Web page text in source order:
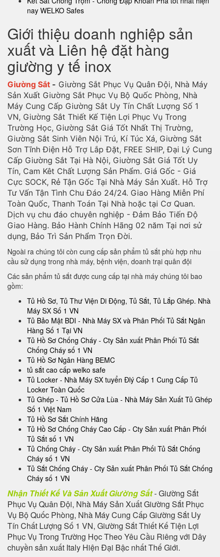
nay WELKO Safes
Giới thiệu doanh nghiệp sản
xuất và Liên hệ đặt hàng
giường y tế inox
Giường Sắt - Giường Sắt Phục Vụ Quân Đội, Nhà Máy
Sản Xuất Giường Sắt Phục Vụ Bộ Quốc Phòng, Nhà
Máy Cung Cấp Giường Sắt Uy Tín Chất Lượng Số 1
VN, Giường Sắt Thiết Kế Tiện Lợi Phục Vụ Trong
Trường Học, Giường Sắt Giá Tốt Nhất Thị Trường,
Giường Sắt Sinh Viên Nội Trú, Kí Túc Xá, Giường Sắt
Sơn Tĩnh Điện Hỗ Trợ Lắp Đặt, FREE SHIP, Đại Lý Cung
Cấp Giường Sắt Tại Hà Nội, Giường Sắt Giá Tốt Uy
Tín, Cam Kêt Chất Lượng Sản Phẩm. Giá Gốc - Giá
Cực SOCK, Rẻ Tận Gốc Tại Nhà Máy Sản Xuất. Hỗ Trợ
Tư Vấn Tận Tình Chu Đáo 24/24. Giao Hàng Miễn Phí
Toàn Quốc, Thanh Toán Tại Nhà hoặc tại Cơ Quan.
Dịch vụ chu đáo chuyên nghiệp - Đảm Bảo Tiến Độ
Giao Hàng. Bảo Hành Chính Hãng 02 năm Tại nơi sử
dụng, Bảo Trì Sản Phẩm Trọn Đời.
Ngoài ra chúng tôi còn cung cấp sản phẩm tủ sắt phù hợp nhu
cầu sử dụng trong nhà máy, bệnh viện, doanh trại quân đội
Các sản phẩm tủ sắt được cung cấp tại nhà máy chúng tôi bao
gồm:
Tủ Hồ Sơ, Tủ Thư Viện Di Động, Tủ Sắt, Tủ Lắp Ghép. Nhà
Máy SX Số 1 VN
Tủ Bảo Mật BDI - Nhà Máy SX và Phân Phối Tủ Sắt Ngân
Hàng Số 1 Tại VN
Tủ Hồ Sơ Chống Cháy - Cty Sản xuất Phân Phối Tủ Sắt
Chống Cháy số 1 VN
Tủ Hồ Sơ Ngân Hàng BEMC
tủ sắt cao cấp welko safe
Tủ Locker - Nhà Máy SX tuyển Đlý Cấp 1 Cung Cấp Tủ
Locker Toàn Quốc
Tủ Ghép - Tủ Hồ Sơ Cửa Lùa - Nhà Máy Sản Xuất Tủ Ghép
Số 1 Việt Nam
Tủ Hồ Sơ Sắt Chính Hãng
Tủ Hồ Sơ Chống Cháy Cao Cấp - Cty Sản xuất Phân Phối
Tủ Sắt số 1 VN
Tủ Chống Cháy - Cty Sản xuất Phân Phối Tủ Sắt Chống
Cháy số 1 VN
Tủ Sắt Chống Cháy - Cty Sản xuất Phân Phối Tủ Sắt Chống
Cháy số 1 VN
Nhận Thiết Kế Và Sản Xuất Giường Sắt- Giường Sắt
Phục Vụ Quân Đội, Nhà Máy Sản Xuất Giường Sắt Phục
Vụ Bộ Quốc Phòng, Nhà Máy Cung Cấp Giường Sắt Uy
Tín Chất Lượng Số 1 VN, Giường Sắt Thiết Kế Tiện Lợi
Phục Vụ Trong Trường Học Theo Yêu Cầu Riêng với Dây
chuyền sản xuất Italy Hiện Đại Bậc nhất Thế Giới.